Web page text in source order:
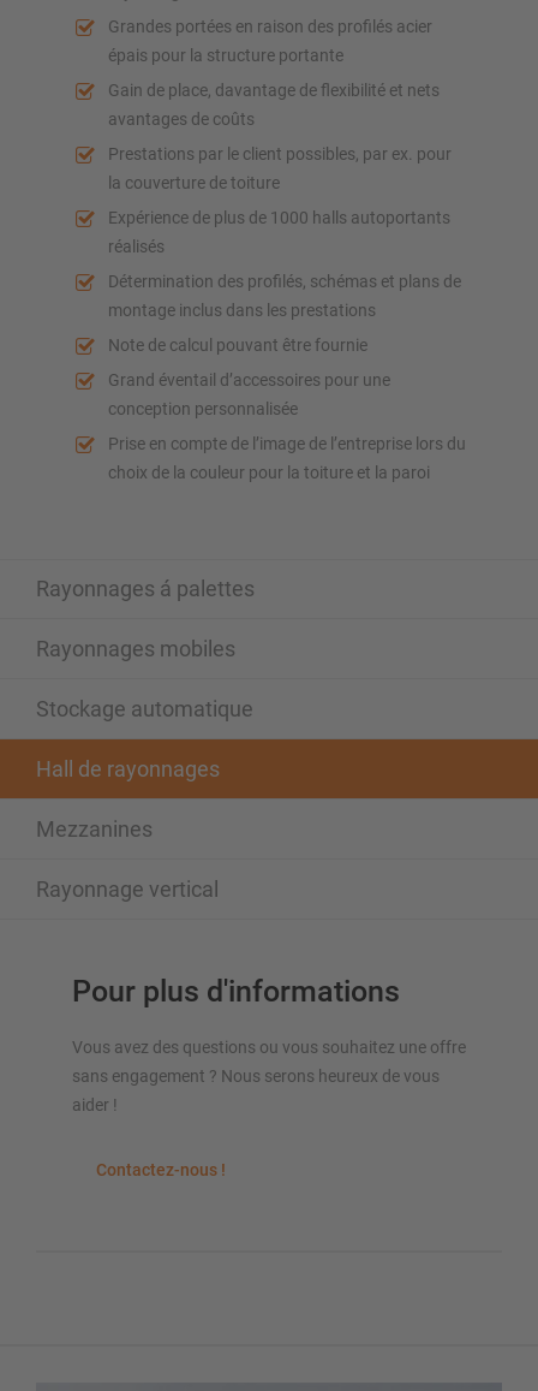
Grandes portées en raison des profilés acier
épais pour la structure portante
Gain de place, davantage de flexibilité et nets
avantages de coûts
Prestations par le client possibles, par ex. pour
la couverture de toiture
Expérience de plus de 1000 halls autoportants
réalisés
Détermination des profilés, schémas et plans de
montage inclus dans les prestations
Note de calcul pouvant être fournie
Grand éventail d’accessoires pour une
conception personnalisée
Prise en compte de l’image de l’entreprise lors du
choix de la couleur pour la toiture et la paroi
Rayonnages á palettes
Rayonnages mobiles
Stockage automatique
Hall de rayonnages
Mezzanines
Rayonnage vertical
Pour plus d'informations
Vous avez des questions ou vous souhaitez une offre
sans engagement ? Nous serons heureux de vous
aider !
Contactez-nous !